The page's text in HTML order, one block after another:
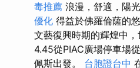
毒推薦 浪漫，舒適，陽
優化 得益於佛羅倫薩的
文藝復興時期的輝煌中
4.45從PIAC廣場停車場
佩斯出發。 台胞證台中